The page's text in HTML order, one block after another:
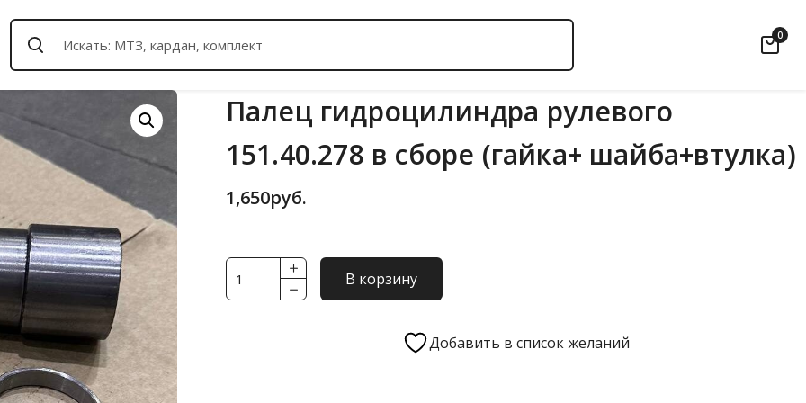
0
Палец гидроцилиндра рулевого
151.40.278 в сборе (гайка+ шайба+втулка)
1,650руб.
Количество
товара
В корзину
Добавить в список желаний